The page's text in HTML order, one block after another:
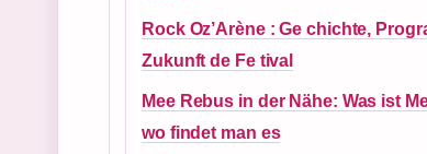
Rock Oz’Arène : Ge chichte,
Zukunft de Fe tival
Mee Rebus in der Nähe: Was ist
wo findet man es